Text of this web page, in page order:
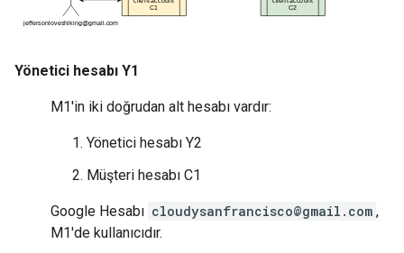
Yönetici hesabı Y1
M1'in iki doğrudan alt hesabı vardır:
Yönetici hesabı Y2
Müşteri hesabı C1
Google Hesabı cloudysanfrancisco@gmail.com ,
M1'de kullanıcıdır.